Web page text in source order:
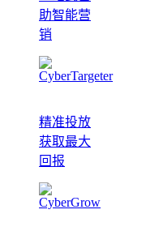
助智能营
销
精准投放
获取最大
回报